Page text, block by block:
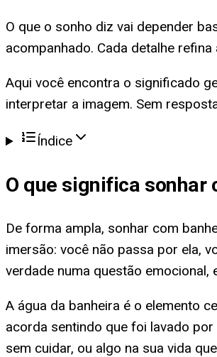
O que o sonho diz vai depender
acompanhado. Cada detalhe
Aqui você encontra o significado
interpretar a imagem. Sem
Índice
O que significa sonhar
De forma ampla, sonhar com
imersão: você não passa por ela,
verdade numa questão emocional,
A água da banheira é o elemento
acorda sentindo que foi lavado
sem cuidar, ou algo na sua vida